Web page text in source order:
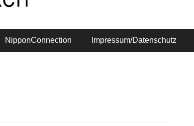
NipponConnection Impressum/Datenschutz